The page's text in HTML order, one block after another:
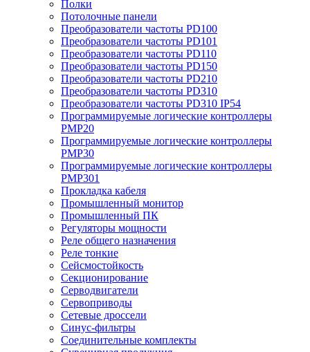
Полки
Потолочные панели
Преобразователи частоты PD100
Преобразователи частоты PD101
Преобразователи частоты PD110
Преобразователи частоты PD150
Преобразователи частоты PD210
Преобразователи частоты PD310
Преобразователи частоты PD310 IP54
Программируемые логические контроллеры
PMP20
Программируемые логические контроллеры
PMP30
Программируемые логические контроллеры
PMP301
Прокладка кабеля
Промышленный монитор
Промышленный ПК
Регуляторы мощности
Реле общего назначения
Реле тонкие
Сейсмостойкость
Секционирование
Серводвигатели
Сервоприводы
Сетевые дроссели
Синус-фильтры
Соединительные комплекты